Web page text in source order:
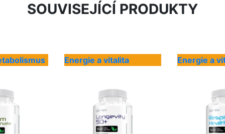
SOUVISEJÍCÍ PRODUKTY
Energie a vitalita Energie a